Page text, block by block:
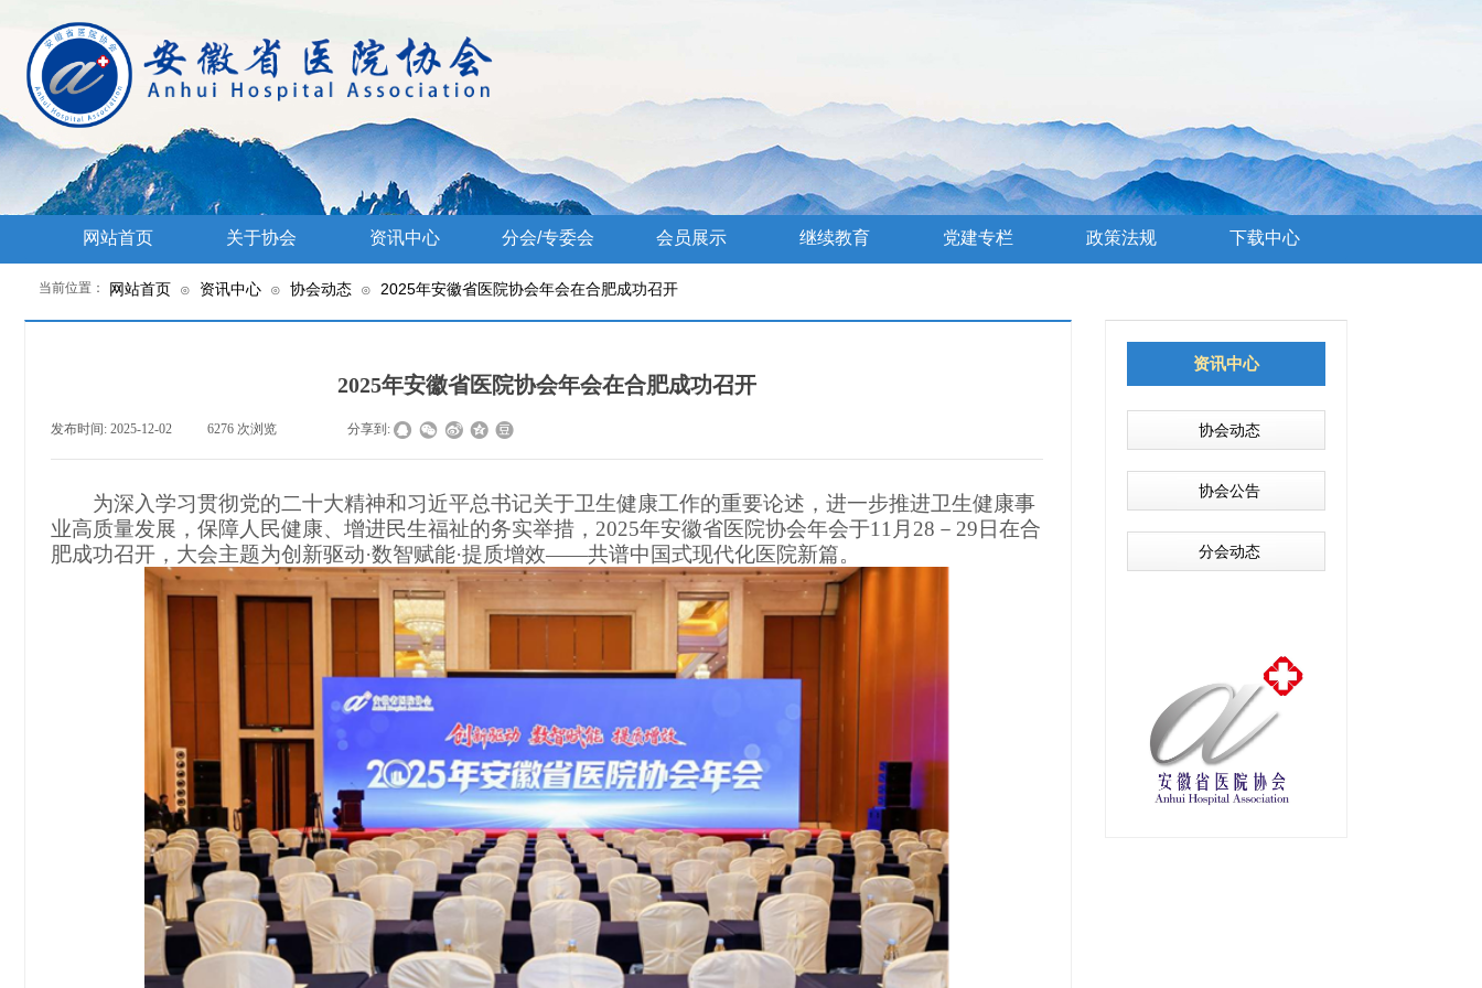
网站首页 关于协会 资讯中心 分会/专委会 会员展示 继续教育 党建专栏 政策法规 下载中心
网站首页 ⊙ 资讯中心 ⊙ 协会动态 ⊙ 2025年安徽省医院协会年会在合肥成功召开
当前位置：
2025年安徽省医院协会年会在合肥成功召开
发布时间: 2025-12-02 6276 次浏览 分享到:
为深入学习贯彻党的二十大精神和习近平总书记关于卫生健康工作的重要论述，进一步推进卫生健康事
业高质量发展，保障人民健康、增进民生福祉的务实举措， 2025年安徽省医院协会年会于11月28－29日在合
肥成功召开，大会主题为创新驱动·数智赋能·提质增效——共谱中国式现代化医院新篇。
资讯中心
协会动态
协会公告
分会动态